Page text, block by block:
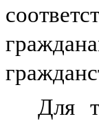
Для